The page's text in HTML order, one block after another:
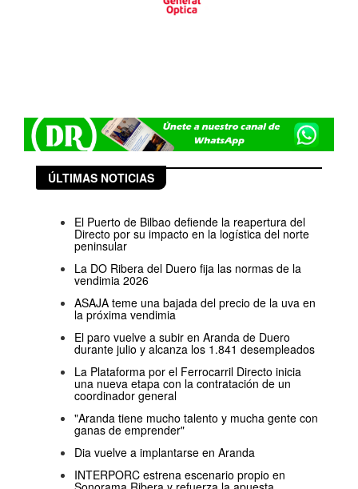
ÚLTIMAS NOTICIAS
El Puerto de Bilbao defiende la reapertura del
Directo por su impacto en la logística del norte
peninsular
La DO Ribera del Duero fija las normas de la
vendimia 2026
ASAJA teme una bajada del precio de la uva en
la próxima vendimia
El paro vuelve a subir en Aranda de Duero
durante julio y alcanza los 1.841 desempleados
La Plataforma por el Ferrocarril Directo inicia
una nueva etapa con la contratación de un
coordinador general
"Aranda tiene mucho talento y mucha gente con
ganas de emprender"
Dia vuelve a implantarse en Aranda
INTERPORC estrena escenario propio en